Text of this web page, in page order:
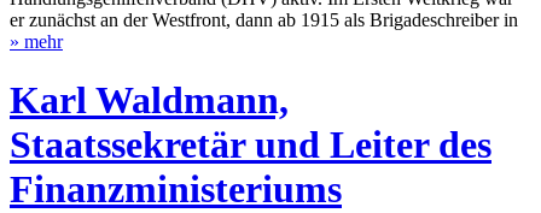
er zunächst an der Westfront, dann ab 1915 als Brigadeschreiber in
» mehr
Karl Waldmann,
Staatssekretär und Leiter des
Finanzministeriums